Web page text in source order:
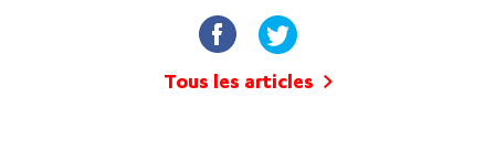
Tous les articles